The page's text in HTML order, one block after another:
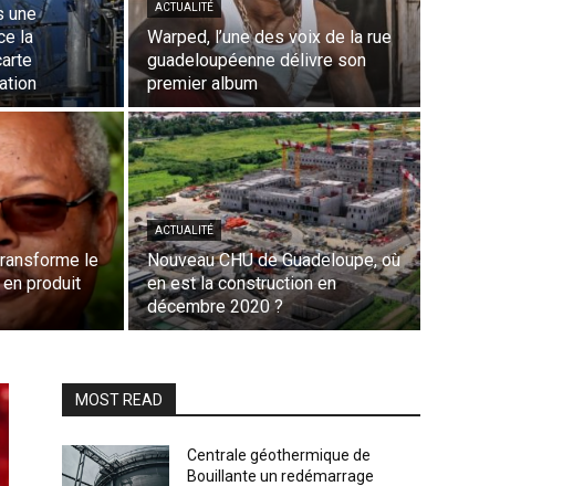
une
la
ACTUALITÉ
Warped, l’une des voix de la rue
guadeloupéenne délivre son
premier album
le
produit
ACTUALITÉ
Nouveau CHU de Guadeloupe, où
en est la construction en
décembre 2020 ?
MOST READ
Centrale géothermique de
Bouillante un redémarrage